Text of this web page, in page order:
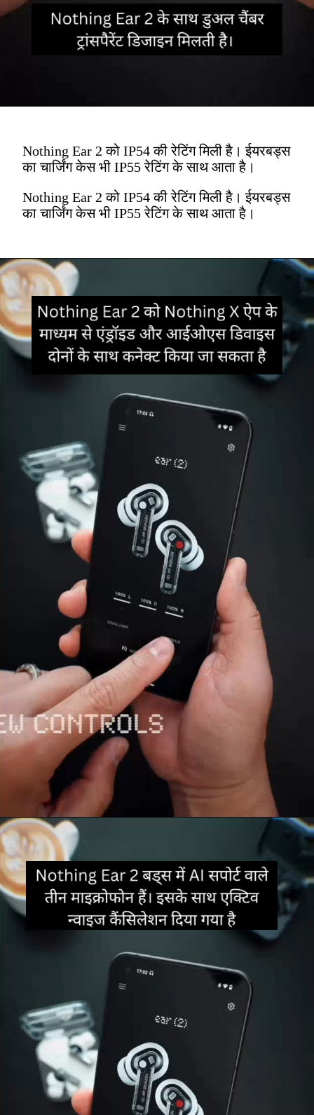
Nothing Ear 2 को IP54 की रेटिंग मिली है। ईयरबड्स
का चार्जिंग केस भी IP55 रेटिंग के साथ आता है।
Nothing Ear 2 को IP54 की रेटिंग मिली है। ईयरबड्स
का चार्जिंग केस भी IP55 रेटिंग के साथ आता है।